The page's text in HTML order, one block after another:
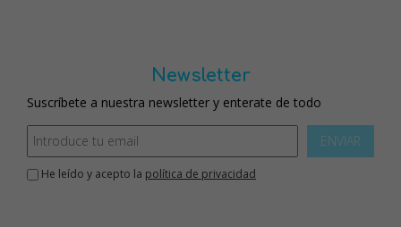
Newsletter
Suscríbete a nuestra newsletter y enterate de todo
ENVIAR
He leído y acepto la política de privacidad